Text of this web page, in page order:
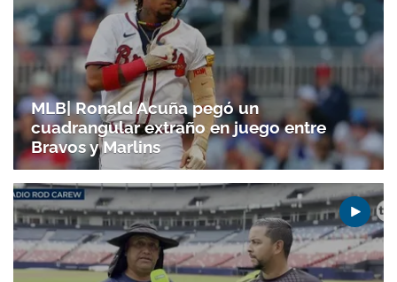
MLB| Ronald Acuña pegó un
cuadrangular extraño en juego entre
Bravos y Marlins